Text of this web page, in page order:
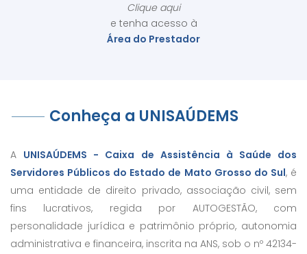
Clique aqui
e tenha acesso à
Área do Prestador
Conheça a UNISAÚDEMS
A UNISAÚDEMS - Caixa de Assistência à Saúde dos
Servidores Públicos do Estado de Mato Grosso do Sul, é
uma entidade de direito privado, associação civil, sem
fins lucrativos, regida por AUTOGESTÃO, com
personalidade jurídica e patrimônio próprio, autonomia
administrativa e financeira, inscrita na ANS, sob o nº 42134-